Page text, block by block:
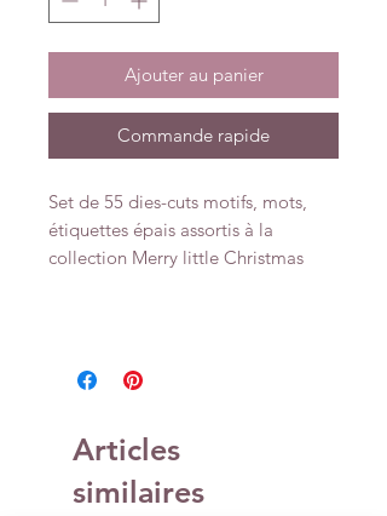
Ajouter au panier
Commande rapide
Set de 55 dies-cuts motifs, mots,
étiquettes épais assortis à la
collection Merry little Christmas
Articles
similaires